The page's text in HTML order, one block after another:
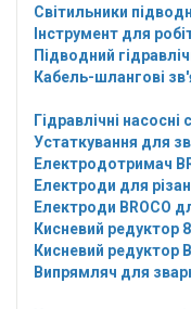
Світильники
Інструмент для
Підводний
Кабель-шлангові
Гідравлічні насосні
Устаткування для
Електродотримач
Електроди для
Електроди BROCO
Кисневий редуктор
Кисневий редуктор
Випрямляч для